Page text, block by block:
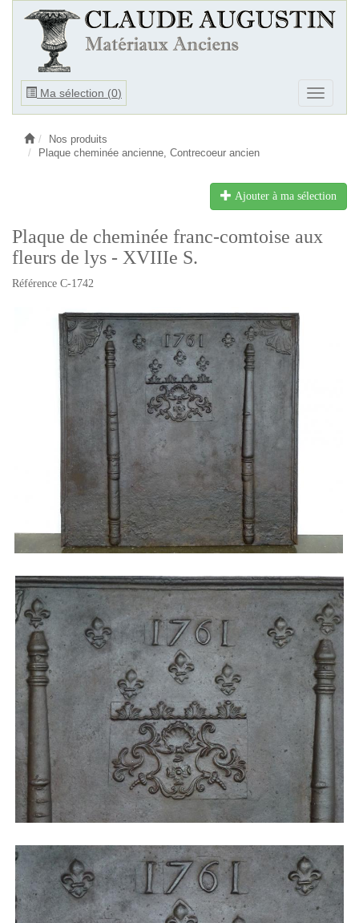
Ma sélection (0)
Ouvrir
Ouvrir
le
Nos produits
Plaque cheminée ancienne, Contrecoeur ancien
Ajouter à ma sélection
Plaque de cheminée franc-comtoise aux
fleurs de lys - XVIIIe S.
Référence C-1742